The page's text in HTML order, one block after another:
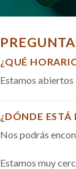
¿QUÉ
Estamos abiertos
¿DÓNDE ESTÁ
Nos podrás
Estamos muy